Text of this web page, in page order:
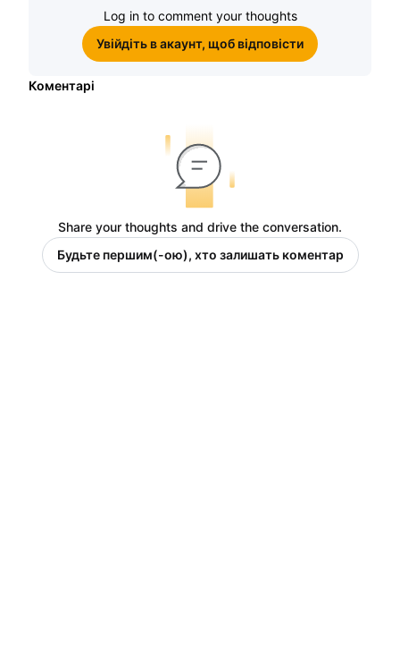
Log in to comment your thoughts
Увійдіть в акаунт, щоб відповісти
Коментарі
Share your thoughts and drive the conversation.
Будьте першим(-ою), хто залишать коментар